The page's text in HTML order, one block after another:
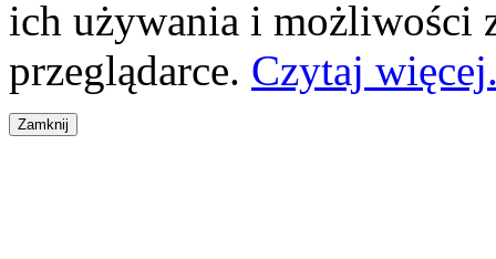
ich używania i możliwości
przeglądarce. Czytaj